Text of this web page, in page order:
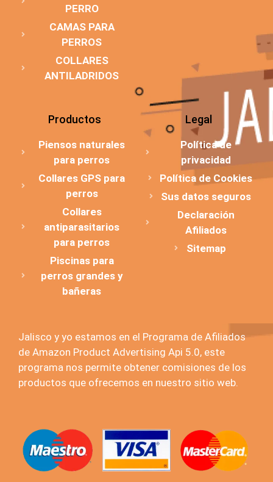
PERRO
CAMAS PARA
PERROS
COLLARES
ANTILADRIDOS
Productos
Piensos naturales
para perros
Collares GPS para
perros
Collares
antiparasitarios
para perros
Piscinas para
perros grandes y
bañeras
Legal
Política de
privacidad
Política de Cookies
Sus datos seguros
Declaración
Afiliados
Sitemap
Jalisco y yo estamos en el Programa de Afiliados
de Amazon Product Advertising Api 5.0, este
programa nos permite obtener comisiones de los
productos que ofrecemos en nuestro sitio web.